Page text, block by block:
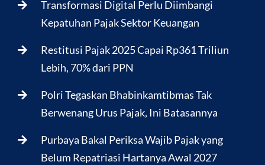
Transformasi Digital Perlu Diimbangi
Kepatuhan Pajak Sektor Keuangan
Restitusi Pajak 2025 Capai Rp361 Triliun
Lebih, 70% dari PPN
Polri Tegaskan Bhabinkamtibmas Tak
Berwenang Urus Pajak, Ini Batasannya
Purbaya Bakal Periksa Wajib Pajak yang
Belum Repatriasi Hartanya Awal 2027